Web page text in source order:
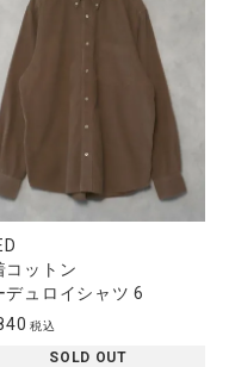
コットン
デュロイシャツ 6
税込
SOLD OUT